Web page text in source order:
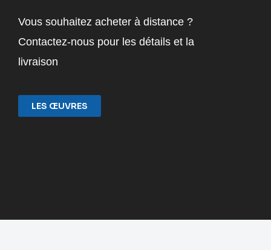
Vous souhaitez acheter à distance ?
Contactez-nous pour les détails et la
livraison
LES ŒUVRES